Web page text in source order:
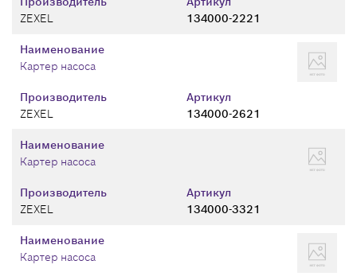
ZEXEL
134000-2221
Производитель
ZEXEL
Артикул
134000-2621
Наименование
Картер насоса
Производитель
ZEXEL
Артикул
134000-3321
Наименование
Картер насоса
Наименование
Картер насоса